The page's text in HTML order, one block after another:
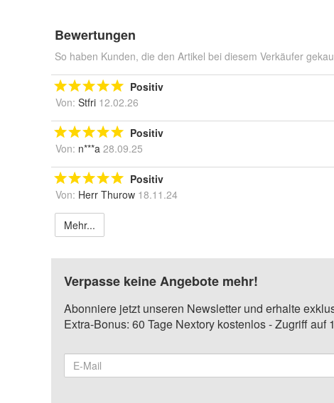
Bewertungen
So haben Kunden, die den Artikel bei diesem Verkäufer
Positiv
Von: Stfri 12.02.26
Positiv
Von: n***a 28.09.25
Positiv
Von: Herr Thurow 18.11.24
Mehr...
Verpasse keine Angebote mehr!
Abonniere jetzt unseren Newsletter und erhalte
Extra-Bonus: 60 Tage Nextory kostenlos - Zugriff auf